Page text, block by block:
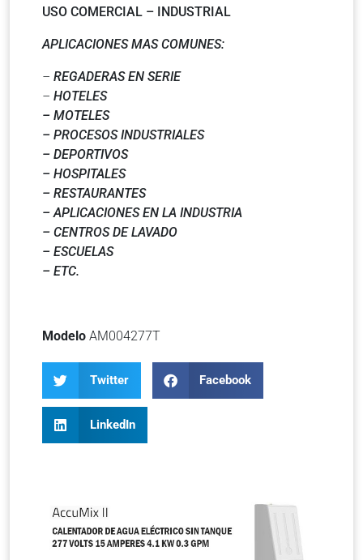
USO COMERCIAL – INDUSTRIAL
APLICACIONES MAS COMUNES:
– REGADERAS EN SERIE
– HOTELES
– MOTELES
– PROCESOS INDUSTRIALES
– DEPORTIVOS
– HOSPITALES
– RESTAURANTES
– APLICACIONES EN LA INDUSTRIA
– CENTROS DE LAVADO
– ESCUELAS
– ETC.
Modelo AM004277T
Twitter Facebook
LinkedIn